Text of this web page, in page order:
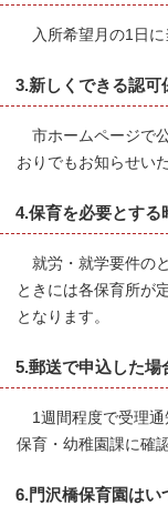
入所希望月の1日に
3.新しくできる認可
市ホームページで
おりでもお知らせい
4.保育を必要とする
就労・就学要件の
ときには各保育所が
となります。
5.郵送で申込した場
1週間程度で受理通
保育・幼稚園課に確
6.門沢橋保育園はい